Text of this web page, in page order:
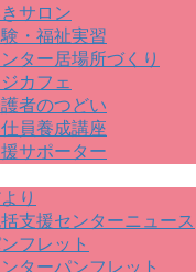
サロン
・福祉実習
ター居場所づくり
カフェ
者のつどい
員養成講座
サポーター
り
支援センターニュース
フレット
ターパンフレット